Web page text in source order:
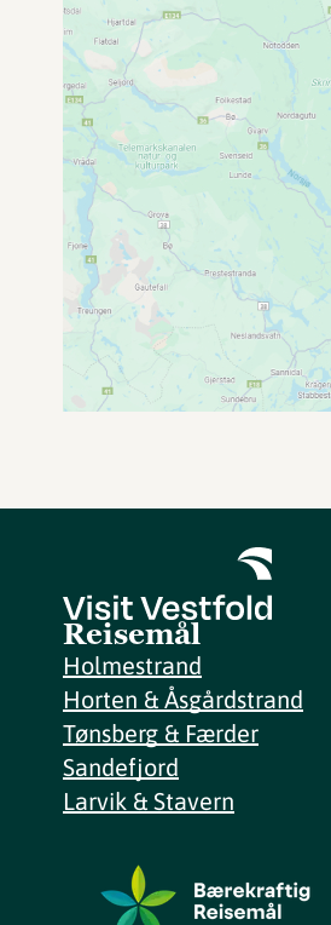
Reisemål
Holmestrand
Horten & Åsgårdstrand
Tønsberg & Færder
Sandefjord
Larvik & Stavern